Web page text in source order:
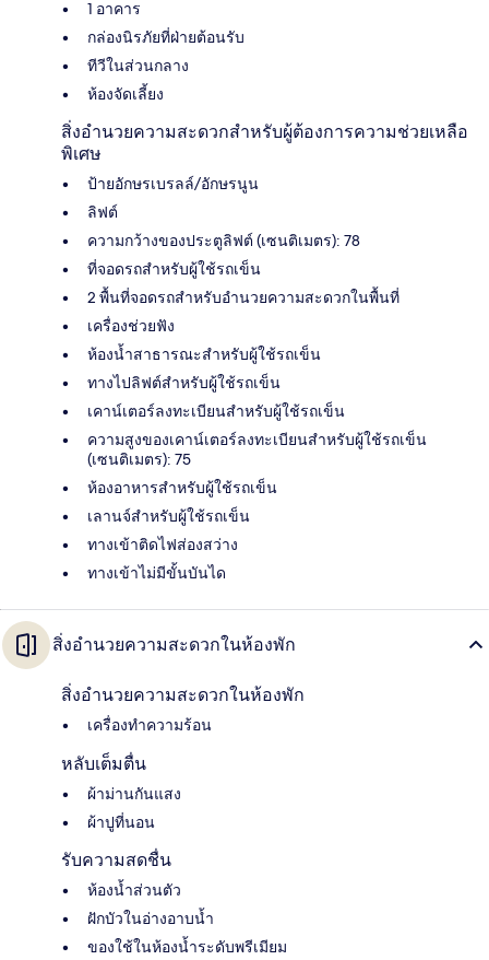
1 อาคาร
กล่องนิรภัยที่ฝ่ายต้อนรับ
ทีวีในส่วนกลาง
ห้องจัดเลี้ยง
สิ่งอำนวยความสะดวกสำหรับผู้ต้องการความช่วยเหลือ
พิเศษ
ป้ายอักษรเบรลล์/อักษรนูน
ลิฟต์
ความกว้างของประตูลิฟต์ (เซนติเมตร): 78
ที่จอดรถสำหรับผู้ใช้รถเข็น
2 พื้นที่จอดรถสำหรับอำนวยความสะดวกในพื้นที่
เครื่องช่วยฟัง
ห้องน้ำสาธารณะสำหรับผู้ใช้รถเข็น
ทางไปลิฟต์สำหรับผู้ใช้รถเข็น
เคาน์เตอร์ลงทะเบียนสำหรับผู้ใช้รถเข็น
ความสูงของเคาน์เตอร์ลงทะเบียนสำหรับผู้ใช้รถเข็น
(เซนติเมตร): 75
ห้องอาหารสำหรับผู้ใช้รถเข็น
เลานจ์สำหรับผู้ใช้รถเข็น
ทางเข้าติดไฟส่องสว่าง
ทางเข้าไม่มีขั้นบันได
สิ่งอำนวยความสะดวกในห้องพัก
สิ่งอำนวยความสะดวกในห้องพัก
เครื่องทำความร้อน
หลับเต็มตื่น
ผ้าม่านกันแสง
ผ้าปูที่นอน
รับความสดชื่น
ห้องน้ำส่วนตัว
ฝักบัวในอ่างอาบน้ำ
ของใช้ในห้องน้ำระดับพรีเมียม